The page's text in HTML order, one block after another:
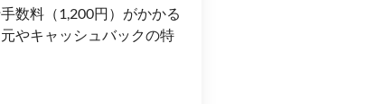
数料（1,200円）がかかる
やキャッシュバックの特